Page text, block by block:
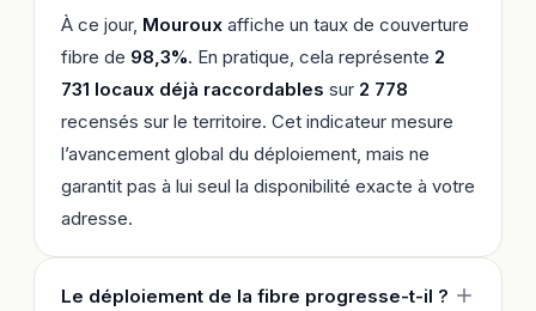
À ce jour, Mouroux affiche un taux de couverture
fibre de 98,3%. En pratique, cela représente 2
731 locaux déjà raccordables sur 2 778
recensés sur le territoire. Cet indicateur mesure
l’avancement global du déploiement, mais ne
garantit pas à lui seul la disponibilité exacte à votre
adresse.
Le déploiement de la fibre progresse-t-il ?